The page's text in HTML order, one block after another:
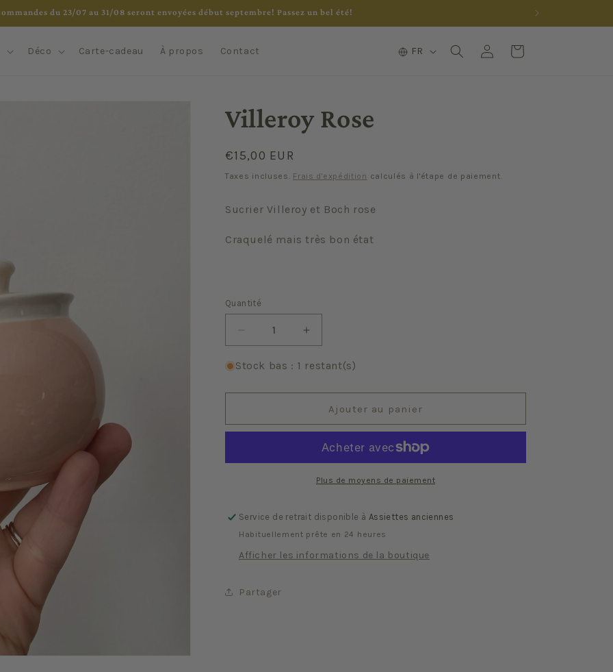
du 23/07 au 31/08 seront envoyées début septembre! Passez un bel été!
Déco Carte-cadeau À propos Contact
L
FR ConnexionPanier
Villeroy Rose
Prix
habituel
€15,00 EUR
Taxes incluses. Frais d'expédition calculés à l'étape de paiement.
Sucrier Villeroy et Boch rose
Craquelé mais très bon état
Quantité
Quantité
Réduire
la
quantité
Villeroy
Augmenter
la
quantité
Villeroy
Rose
Stock bas : 1 restant(s)
Ajouter au panier
Plus de moyens de paiement
Service de retrait disponible à Assiettes anciennes
Habituellement prête en 24 heures
Afficher les informations de la boutique
Partager